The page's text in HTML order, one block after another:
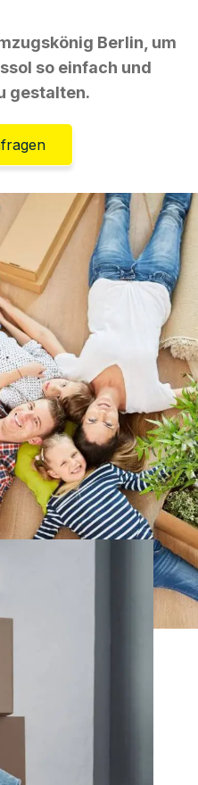
Berlin, um
so einfach und
gestalten.